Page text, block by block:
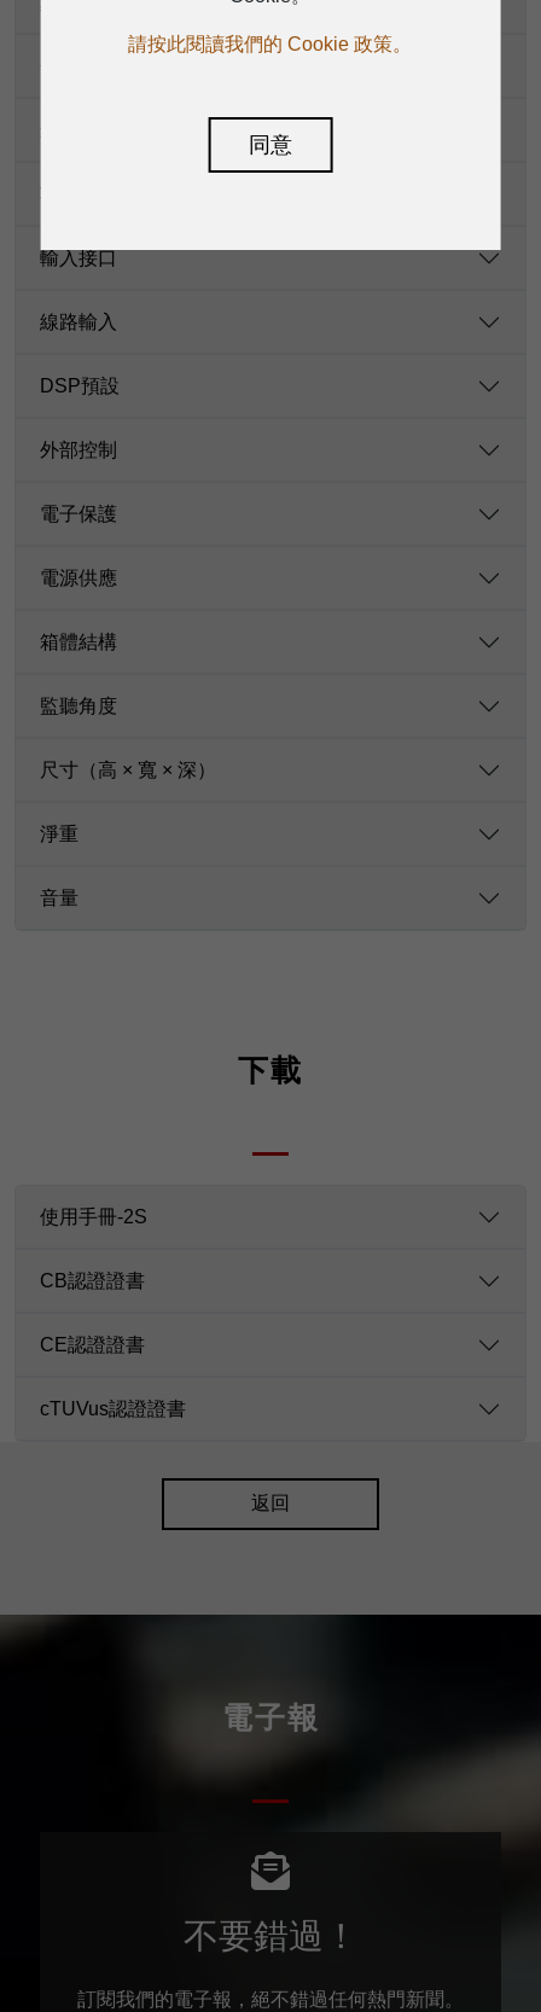
分頻频率
最大聲壓級
功率額定值
輸入接口
線路輸入
DSP預設
外部控制
電子保護
電源供應
箱體結構
監聽角度
尺寸（高 × 寬 × 深）
淨重
音量
下載
使用手冊-2S
CB認證證書
CE認證證書
cTUVus認證證書
返回
電子報
不要錯過！
訂閱我們的電子報，絕不錯過任何熱門新聞。
請按此閱讀我們的 Cookie 政策。
同意